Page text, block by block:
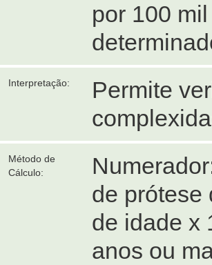
por 100
Interpretação:
Permite
Método de
Cálculo:
de prótese
de idade x
anos ou